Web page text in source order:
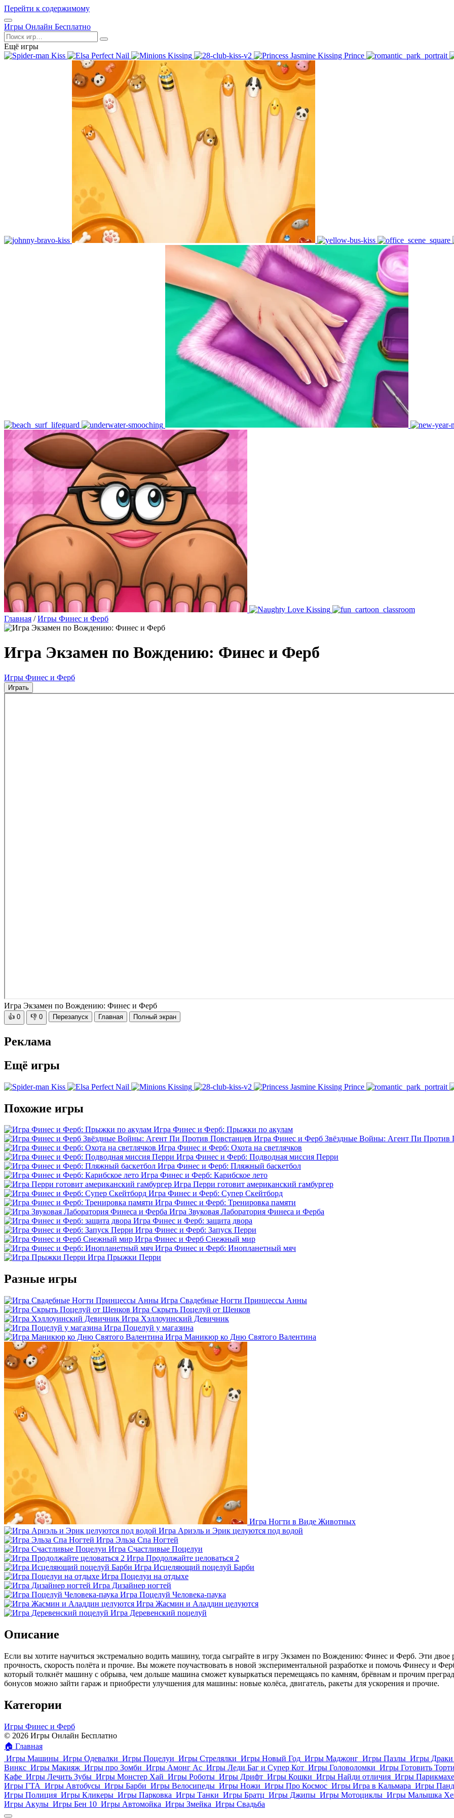
Перейти к содержимому
Открыть
меню
Игры Онлайн Бесплатно
Поиск
Ещё игры
Главная / Игры Финес и Ферб
Игра Экзамен по Вождению: Финес и Ферб
Игры Финес и Ферб
Играть
Игра Экзамен по Вождению: Финес и Ферб
👍 0 👎 0 Перезапуск Главная Полный экран
Реклама
Ещё игры
Похожие игры
Игра Финес и Ферб: Прыжки по акулам
Игра Финес и Ферб Звёздные Войны: Агент Пи Против
Игра Финес и Ферб: Охота на светлячков
Игра Финес и Ферб: Подводная миссия Перри
Игра Финес и Ферб: Пляжный баскетбол
Игра Финес и Ферб: Карибское лето
Игра Перри готовит американский гамбургер
Игра Финес и Ферб: Супер Скейтборд
Игра Финес и Ферб: Тренировка памяти
Игра Звуковая Лаборатория Финеса и Ферба
Игра Финес и Ферб: защита двора
Игра Финес и Ферб: Запуск Перри
Игра Финес и Ферб Снежный мир
Игра Финес и Ферб: Инопланетный мяч
Игра Прыжки Перри
Разные игры
Игра Свадебные Ногти Принцессы Анны
Игра Скрыть Поцелуй от Щенков
Игра Хэллоуинский Девичник
Игра Поцелуй у магазина
Игра Маникюр ко Дню Святого Валентина
Игра Ногти в Виде Животных
Игра Ариэль и Эрик целуются под водой
Игра Эльза Спа Ногтей
Игра Счастливые Поцелуи
Игра Продолжайте целоваться 2
Игра Исцеляющий поцелуй Барби
Игра Поцелуи на отдыхе
Игра Дизайнер ногтей
Игра Поцелуй Человека-паука
Игра Жасмин и Аладдин целуются
Игра Деревенский поцелуй
Описание
Если вы хотите научиться экстремально водить машину, тогда сыграйте в игру Экзамен по Вождению: Финес и Ферб. Эти
прочность, скорость полёта и прочие. Вы можете поучаствовать в новой экспериментальной разработке и помочь Финесу и
который толкнёт машину с обрыва, чем дольше машина сможет кувыркаться перемещаясь по камням, брёвнам и прочим
бонусов можно зайти гараж и приобрести улучшения для машины: новые колёса, двигатель, ракеты для ускорения и прочие.
Категории
Игры Финес и Ферб
© 2026 Игры Онлайн Бесплатно
🏠 Главная
Игры Машины Игры Одевалки Игры Поцелуи Игры Стрелялки Игры Новый Год Игры Маджонг Игры Пазлы Игры Драки
Винкс Игры Макияж Игры про Зомби Игры Амонг Ас Игры Леди Баг и Супер Кот Игры Головоломки Игры Готовить
Кафе Игры Лечить Зубы Игры Монстер Хай Игры Роботы Игры Дрифт Игры Кошки Игры Найди отличия Игры
Игры ГТА Игры Автобусы Игры Барби Игры Велосипеды Игры Ножи Игры Про Космос Игры Игра в Кальмара Игры
Игры Полиция Игры Кликеры Игры Парковка Игры Танки Игры Братц Игры Джипы Игры Мотоциклы Игры Малышка
Игры Акулы Игры Бен 10 Игры Автомойка Игры Змейка Игры Свадьба